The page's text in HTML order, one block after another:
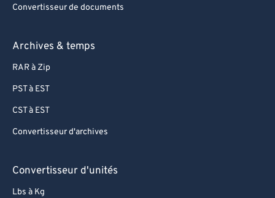
Convertisseur de documents
Archives & temps
RAR à Zip
PST à EST
CST à EST
Convertisseur d'archives
Convertisseur d'unités
Lbs à Kg